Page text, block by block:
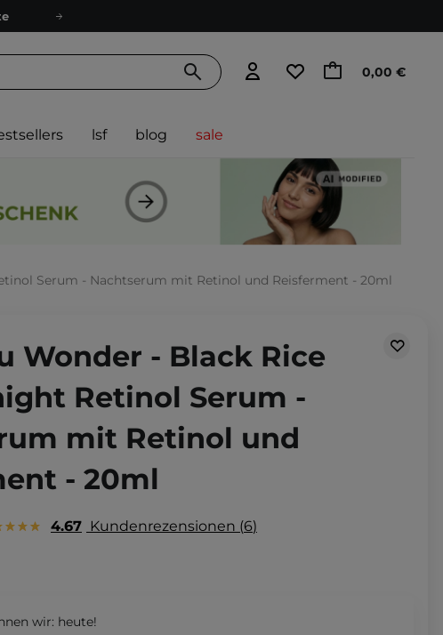
0,00 €
lsf blog sale
Serum - Nachtserum mit Retinol und Reisferment - 20ml
Wonder - Black Rice
Retinol Serum -
mit Retinol und
- 20ml
4.67 Kundenrezensionen 6
wir: heute!